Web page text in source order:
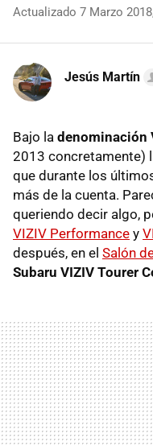
Actualizado 7 Marzo
Jesús Martín
Bajo la denominación
2013 concretamente)
que durante los
más de la cuenta.
queriendo decir algo,
VIZIV Performance y
después, en el Salón
Subaru VIZIV Tourer